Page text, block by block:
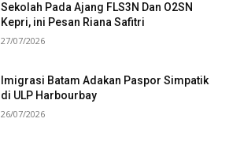
Sekolah Pada Ajang FLS3N Dan O2SN
Kepri, ini Pesan Riana Safitri
27/07/2026
Imigrasi Batam Adakan Paspor Simpatik
di ULP Harbourbay
26/07/2026